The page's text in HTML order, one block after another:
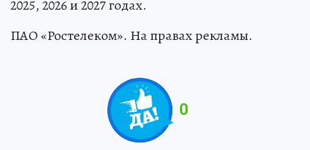
2025, 2026 и 2027 годах.
ПАО «Ростелеком». На правах рекламы.
0